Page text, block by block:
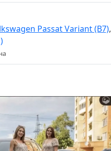
Passat Variant (B7),